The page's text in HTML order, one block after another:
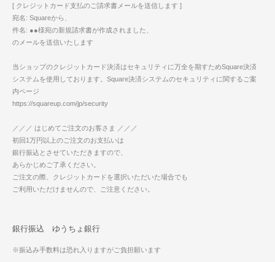
[ クレジットカード支払のご請求書メールを送信します ]
宛名: Squareから、
件名: ●●様宛の新規請求書が作成されました、
のメールを送信いたします
当ショップのクレジットカード決済はセキュリティに万全を期すためSquare決済
システムを使用しております。Square決済システムのセキュリティに関するご案
内ページ
https://squareup.com/jp/security
／／／ はじめてご注文のお客さま ／／／
初回1万円以上のご注文のお支払いは
銀行振込とさせていただきますので、
あらかじめご了承ください。
ご注文の際、クレジットカードを選択いただいた場合でも
ご利用いただけませんので、ご注意ください。
銀行振込 ゆうちょ銀行
※振込み手数料は恐れ入りますがご負担願います